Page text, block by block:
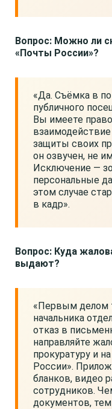
Вопрос: Можно ли
«Почты России»?
«Да. Съёмка в
публичного
Вы имеете
защиты своих
он озвучен, не
Исключение —
персональные
этом случае
в кадр».
Вопрос: Куда
выдают?
«Первым делом
начальника
отказ в
направляйте
прокуратуру и
России».
бланков, видео
сотрудников.
документов,